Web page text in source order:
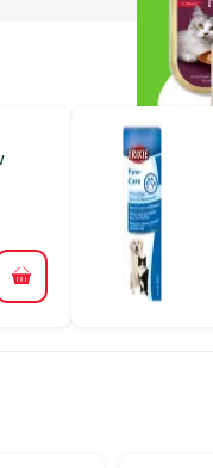
В корзину